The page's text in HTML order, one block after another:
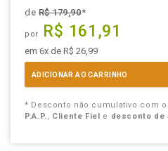
deR$ 179,90*
por R$ 161,91
em 6x de R$ 26,99
ADICIONAR AO CARRINHO
* Desconto não cumulativo com
P.A.P., Cliente Fiel e desconto de